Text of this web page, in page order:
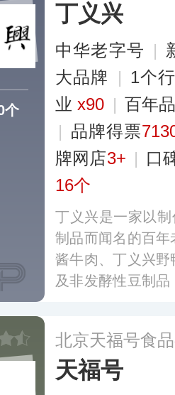
个
丁义兴
中华老字号 |
大品牌
| 1个
业x90 | 百年
| 品牌得票
牌网店3+ | 口
16个
丁义兴是一家以制
制品而闻名的百
酱牛肉、丁义兴
及非发酵性豆制
北京天福号食
天福号